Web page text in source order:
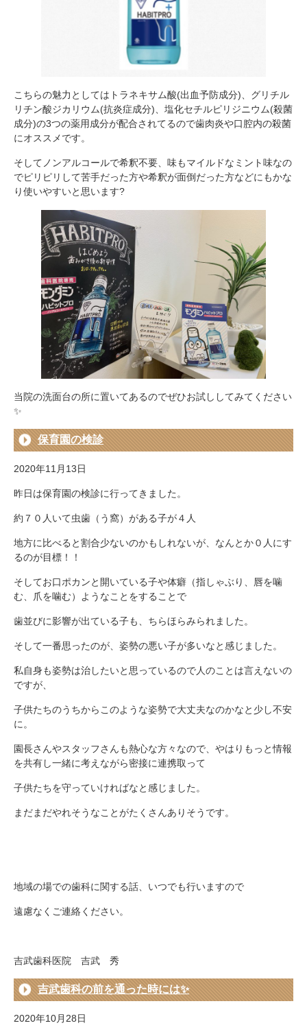
こちらの魅力としてはトラネキサム酸(出血予防成分)、グリチル
リチン酸ジカリウム(抗炎症成分)、塩化セチルピリジニウム(殺菌
成分)の3つの薬用成分が配合されてるので歯肉炎や口腔内の殺菌
にオススメです。
そしてノンアルコールで希釈不要、味もマイルドなミント味なの
でピリピリして苦手だった方や希釈が面倒だった方などにもかな
り使いやすいと思います?
当院の洗面台の所に置いてあるのでぜひお試ししてみてください
✨
保育園の検診
2020年11月13日
昨日は保育園の検診に行ってきました。
約７０人いて虫歯（う窩）がある子が４人
地方に比べると割合少ないのかもしれないが、なんとか０人にす
るのが目標！！
そしてお口ポカンと開いている子や体癖（指しゃぶり、唇を噛
む、爪を噛む）ようなことをすることで
歯並びに影響が出ている子も、ちらほらみられました。
そして一番思ったのが、姿勢の悪い子が多いなと感じました。
私自身も姿勢は治したいと思っているので人のことは言えないの
ですが、
子供たちのうちからこのような姿勢で大丈夫なのかなと少し不安
に。
園長さんやスタッフさんも熱心な方々なので、やはりもっと情報
を共有し一緒に考えながら密接に連携取って
子供たちを守っていければなと感じました。
まだまだやれそうなことがたくさんありそうです。
地域の場での歯科に関する話、いつでも行いますので
遠慮なくご連絡ください。
吉武歯科医院 吉武 秀
吉武歯科の前を通った時には✨
2020年10月28日